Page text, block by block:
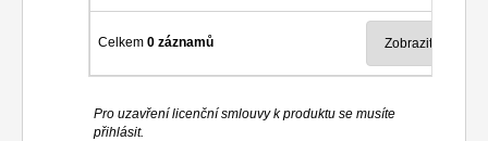
Celkem0 záznamů
Pro uzavření licenční smlouvy k produktu se musíte
přihlásit.